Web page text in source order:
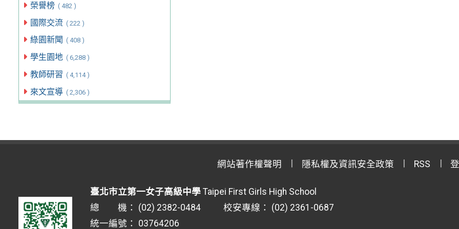
榮譽榜 ( 482 )
國際交流 ( 222 )
綠園新聞 ( 408 )
學生園地 ( 6,288 )
教師研習 ( 4,114 )
來文宣導 ( 2,306 )
網站著作權聲明 隱私權及資訊安全政策 RSS
臺北市立第一女子高級中學 Taipei First Girls High School
總 機： (02) 2382-0484 校安專線： (02) 2361-0687
統一編號： 03764206